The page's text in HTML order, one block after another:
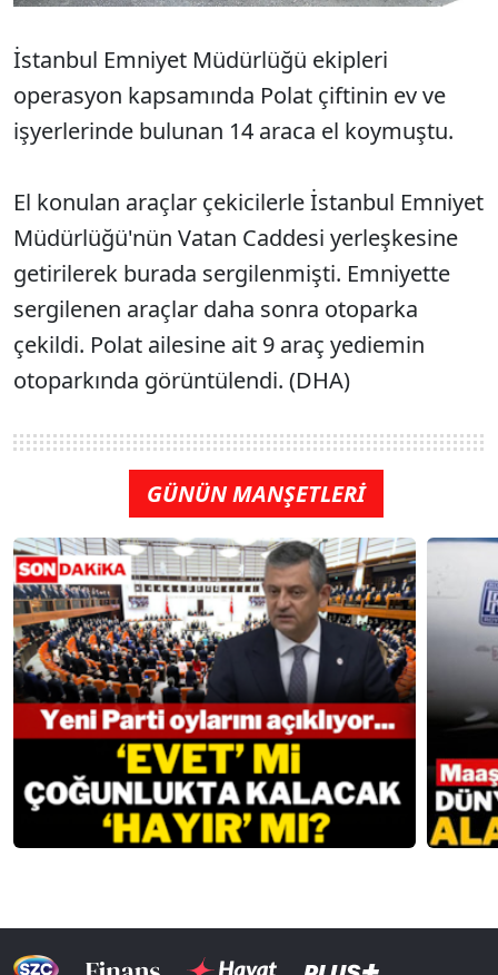
İstanbul Emniyet Müdürlüğü ekipleri
operasyon kapsamında Polat çiftinin ev ve
işyerlerinde bulunan 14 araca el koymuştu.
El konulan araçlar çekicilerle İstanbul Emniyet
Müdürlüğü'nün Vatan Caddesi yerleşkesine
getirilerek burada sergilenmişti. Emniyette
sergilenen araçlar daha sonra otoparka
çekildi. Polat ailesine ait 9 araç yediemin
otoparkında görüntülendi. (DHA)
GÜNÜN MANŞETLERİ